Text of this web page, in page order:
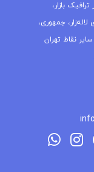
بازار،
جمهوری،
نقاط تهران